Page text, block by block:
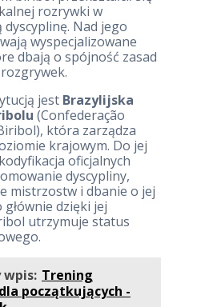
rozrywki w
Nad jego
wyspecjalizowane
dbają o spójność zasad
jest Brazylijska
(Confederação
która zarządza
krajowym. Do jej
oficjalnych
dyscypliny,
mistrzostw i dbanie o jej
dzięki jej
utrzymuje status
wpis: Trening
początkujących -